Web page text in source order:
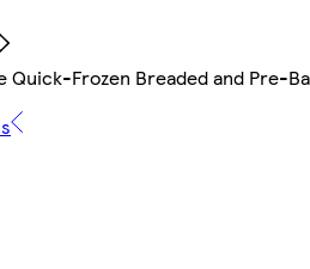
Quick-Frozen Breaded and Pre-